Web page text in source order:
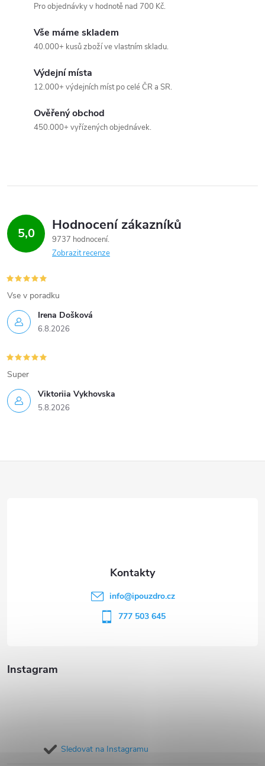
Pro objednávky v hodnotě nad 700 Kč.
Vše máme skladem
40.000+ kusů zboží ve vlastním skladu.
Výdejní místa
12.000+ výdejních míst po celé ČR a SR.
Ověřený obchod
450.000+ vyřízených objednávek.
5,0 Hodnocení zákazníků
9737 hodnocení
Zobrazit recenze
Irena Došková
6.8.2026
Vse v poradku
Viktoriia Vykhovska
5.8.2026
Super
Instagram
Sledovat na Instagramu
info@ipouzdro.cz
777 503 645